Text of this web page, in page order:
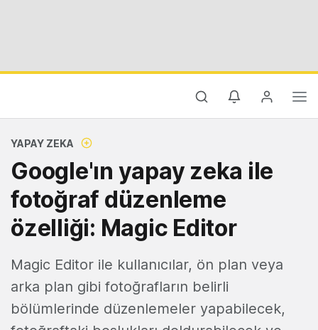
YAPAY ZEKA
Google'ın yapay zeka ile
fotoğraf düzenleme
özelliği: Magic Editor
Magic Editor ile kullanıcılar, ön plan veya
arka plan gibi fotoğrafların belirli
bölümlerinde düzenlemeler yapabilecek,